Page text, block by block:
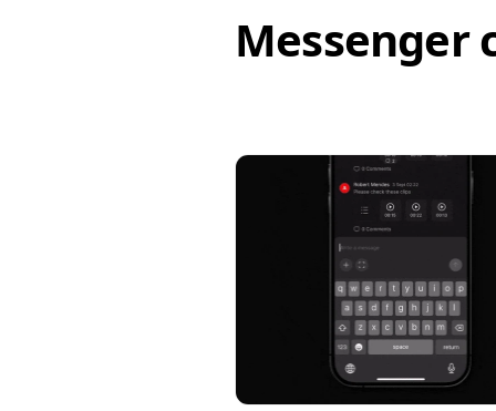
Messenger